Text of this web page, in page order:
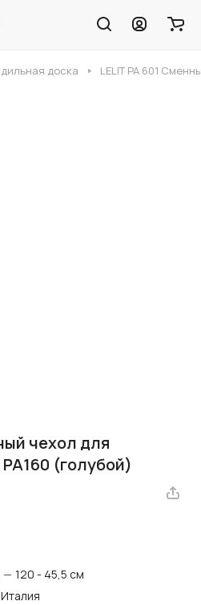
доска LELIT PA 601
чехол для
(голубой)
— 120 - 45,5 см
Италия